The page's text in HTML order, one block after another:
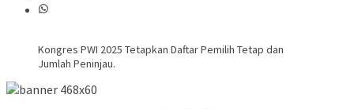
Kongres PWI 2025 Tetapkan Daftar Pemilih Tetap dan
Jumlah Peninjau.